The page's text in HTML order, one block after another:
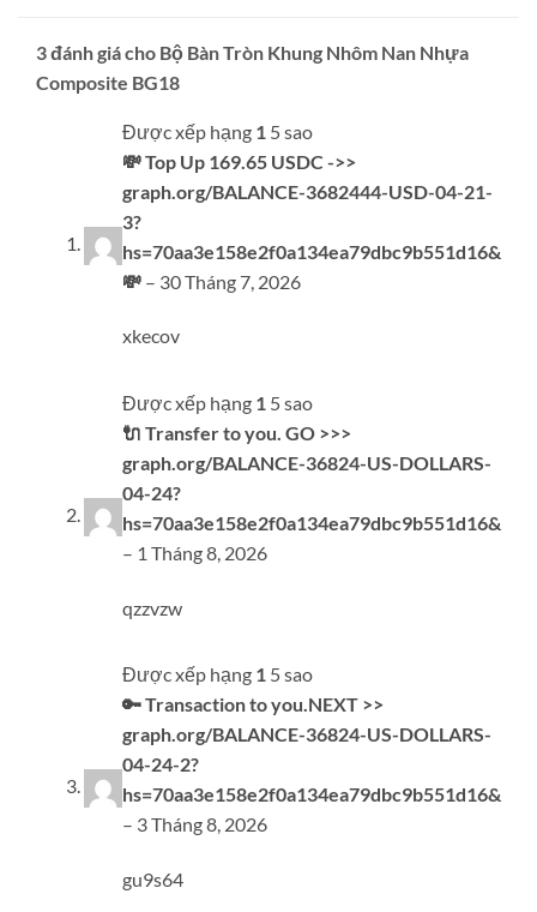
3 đánh giá cho Bộ Bàn Tròn Khung Nhôm Nan Nhựa
Composite BG18
Được xếp hạng 1 5 sao
💸 Top Up 169.65 USDC ->>
graph.org/BALANCE-3682444-USD-04-21-
3?
hs=70aa3e158e2f0a134ea79dbc9b551d16&
💸 – 30 Tháng 7, 2026
xkecov
Được xếp hạng 1 5 sao
🔌 Transfer to you. GO >>>
graph.org/BALANCE-36824-US-DOLLARS-
04-24?
hs=70aa3e158e2f0a134ea79dbc9b551d16&
– 1 Tháng 8, 2026
qzzvzw
Được xếp hạng 1 5 sao
🔑 Transaction to you.NEXT >>
graph.org/BALANCE-36824-US-DOLLARS-
04-24-2?
hs=70aa3e158e2f0a134ea79dbc9b551d16&
– 3 Tháng 8, 2026
gu9s64